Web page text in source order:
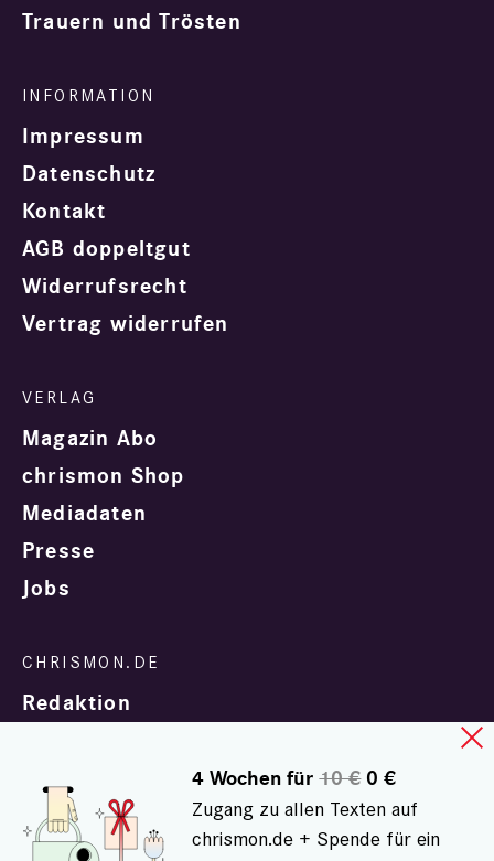
Trauern und Trösten
Impressum
Datenschutz
Kontakt
AGB doppeltgut
Widerrufsrecht
Vertrag widerrufen
Magazin Abo
chrismon Shop
Mediadaten
Presse
Jobs
Redaktion
4 Wochen für10 €0 €
Zugang zu allen Texten auf
chrismon.de + Spende für ein